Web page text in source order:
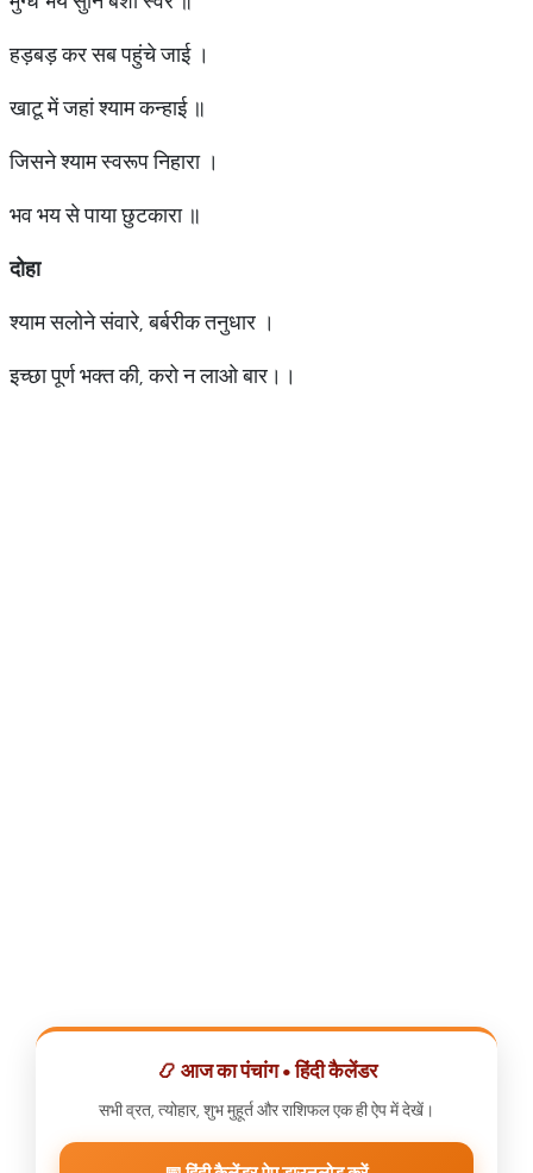
हड़बड़ कर सब पहुंचे जाई ।
खाटू में जहां श्याम कन्हाई ॥
जिसने श्याम स्वरूप निहारा ।
भव भय से पाया छुटकारा ॥
दोहा
श्याम सलोने संवारे, बर्बरीक तनुधार ।
इच्छा पूर्ण भक्त की, करो न लाओ बार।।
📿 आज का पंचांग • हिंदी कैलेंडर
सभी व्रत, त्योहार, शुभ मुहूर्त और राशिफल एक ही ऐप में देखें।